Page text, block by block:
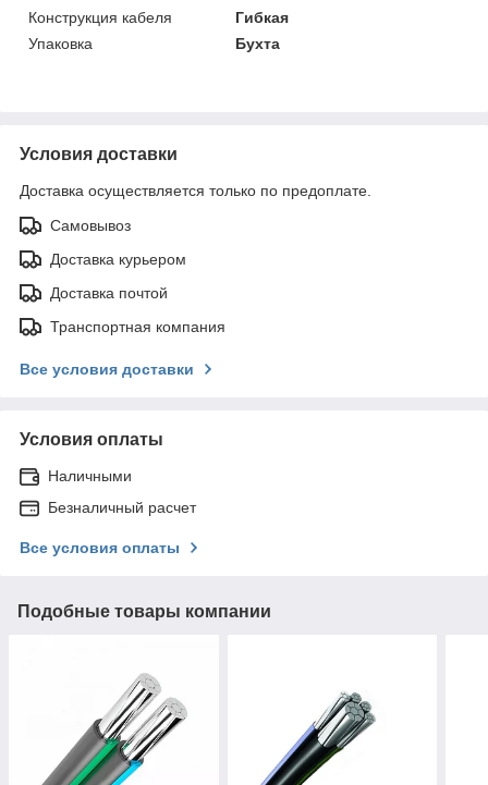
Конструкция кабеля
Гибкая
Упаковка
Бухта
Условия доставки
Доставка осуществляется только по предоплате.
Самовывоз
Доставка курьером
Доставка почтой
Транспортная компания
Все условия доставки
Условия оплаты
Наличными
Безналичный расчет
Все условия оплаты
Подобные товары компании